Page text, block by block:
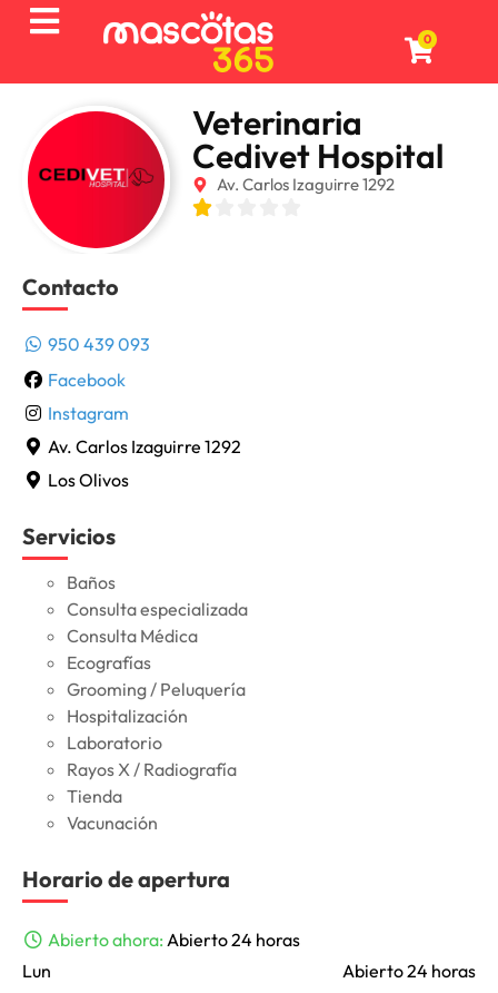
0
Veterinaria
Cedivet Hospital
Av. Carlos Izaguirre 1292
Contacto
950 439 093
Facebook
Instagram
Av. Carlos Izaguirre 1292
Los Olivos
Servicios
Baños
Consulta especializada
Consulta Médica
Ecografías
Grooming / Peluquería
Hospitalización
Laboratorio
Rayos X / Radiografía
Tienda
Vacunación
Horario de apertura
Abierto ahora: Abierto 24 horas
Lun
Abierto 24 horas